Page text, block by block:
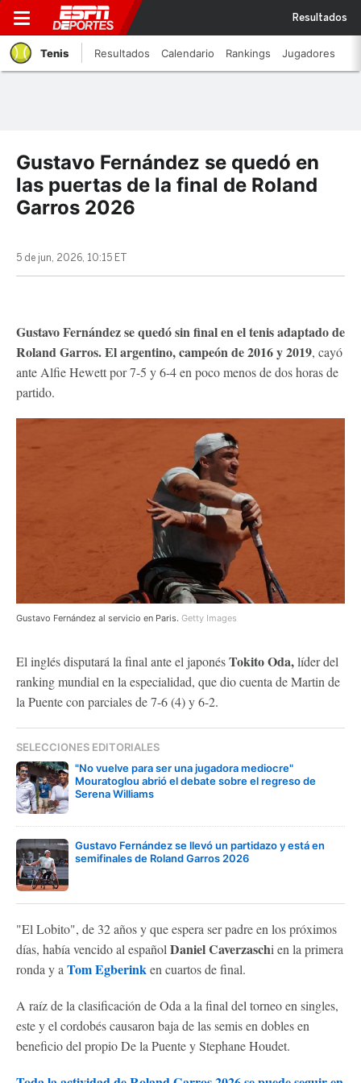
Resultados
Tenis Resultados Calendario Rankings Jugadores
Gustavo Fernández se quedó en
las puertas de la final de Roland
Garros 2026
5 de jun, 2026, 10:15 ET
Gustavo Fernández se quedó sin final en el tenis adaptado de
Roland Garros. El argentino, campeón de 2016 y 2019, cayó
ante Alfie Hewett por 7-5 y 6-4 en poco menos de dos horas de
partido.
Gustavo Fernández al servicio en Paris. Getty Images
El inglés disputará la final ante el japonésTokito Oda,líder del
ranking mundial en la especialidad, que dio cuenta de Martin de
la Puente con parciales de 7-6 (4) y 6-2.
SELECCIONES EDITORIALES
"No vuelve para ser una jugadora mediocre"
Mouratoglou abrió el debate sobre el regreso de
Serena Williams
Gustavo Fernández se llevó un partidazo y está en
semifinales de Roland Garros 2026
"El Lobito", de 32 años y que espera ser padre en los próximos
días, había vencido al español Daniel Caverzaschi en la primera
ronda y a Tom Egberinken cuartos de final.
A raíz de la clasificación de Oda a la final del torneo en singles,
este y el cordobés causaron baja de las semis en dobles en
beneficio del propio De la Puente y Stephane Houdet.